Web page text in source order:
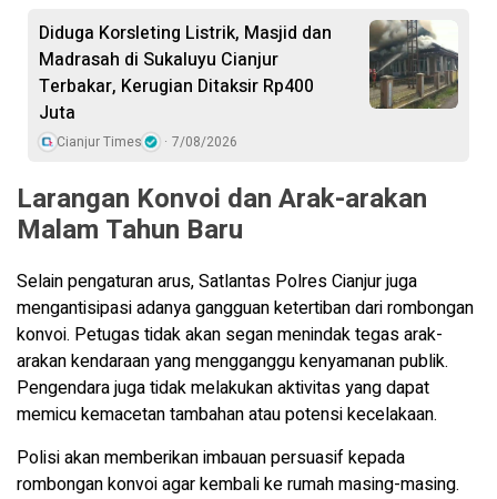
Diduga Korsleting Listrik, Masjid dan
Madrasah di Sukaluyu Cianjur
Terbakar, Kerugian Ditaksir Rp400
Juta
Cianjur Times 7/08/2026
Larangan Konvoi dan Arak-arakan
Malam Tahun Baru
Selain pengaturan arus, Satlantas Polres Cianjur juga
mengantisipasi adanya gangguan ketertiban dari rombongan
konvoi. Petugas tidak akan segan menindak tegas arak-
arakan kendaraan yang mengganggu kenyamanan publik.
Pengendara juga tidak melakukan aktivitas yang dapat
memicu kemacetan tambahan atau potensi kecelakaan.
Polisi akan memberikan imbauan persuasif kepada
rombongan konvoi agar kembali ke rumah masing-masing.